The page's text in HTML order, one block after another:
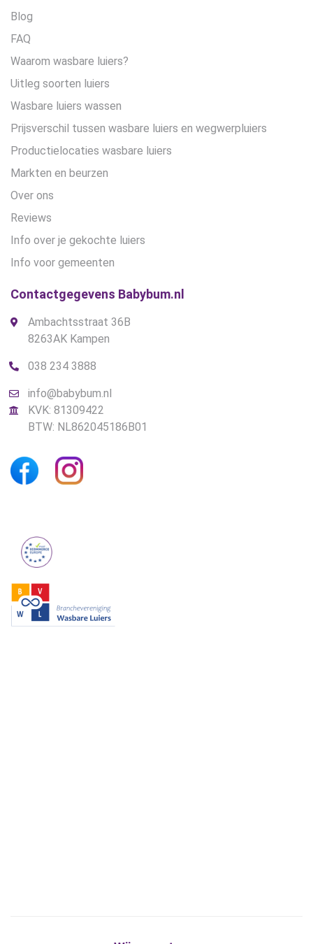
Blog
FAQ
Waarom wasbare luiers?
Uitleg soorten luiers
Wasbare luiers wassen
Prijsverschil tussen wasbare luiers en wegwerpluiers
Productielocaties wasbare luiers
Markten en beurzen
Over ons
Reviews
Info over je gekochte luiers
Info voor gemeenten
Contactgegevens Babybum.nl
Ambachtsstraat 36B
8263AK Kampen
038 234 3888
info@babybum.nl
KVK: 81309422
BTW: NL862045186B01